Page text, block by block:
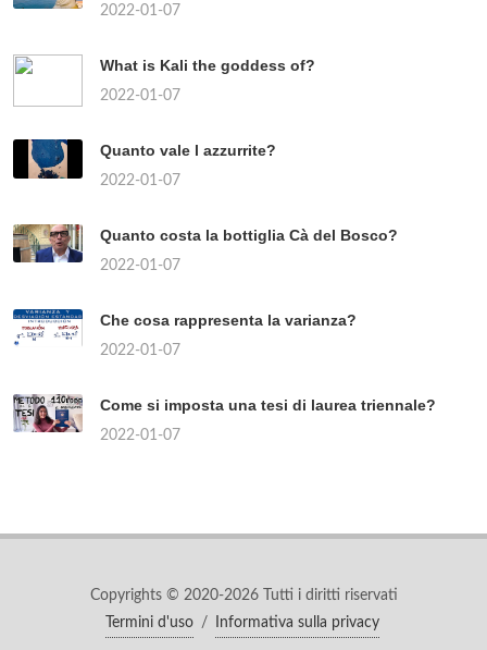
2022-01-07
What is Kali the goddess of?
2022-01-07
Quanto vale l azzurrite?
2022-01-07
Quanto costa la bottiglia Cà del Bosco?
2022-01-07
Che cosa rappresenta la varianza?
2022-01-07
Come si imposta una tesi di laurea triennale?
2022-01-07
Copyrights © 2020-2026 Tutti i diritti riservati
Termini d'uso
/ Informativa sulla privacy